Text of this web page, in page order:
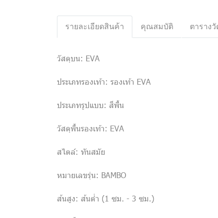
รายละเอียดสินค้า คุณสมบัติ ตาราง
วัสดุบน: EVA
ประเภทรองเท้า: รองเท้า EVA
ประเภทรูปแบบ: สีพื้น
วัสดุพื้นรองเท้า: EVA
สไตล์: ทันสมัย
หมายเลขรุ่น: BAMBO
ส้นสูง: ส้นต่ำ (1 ซม. - 3 ซม.)